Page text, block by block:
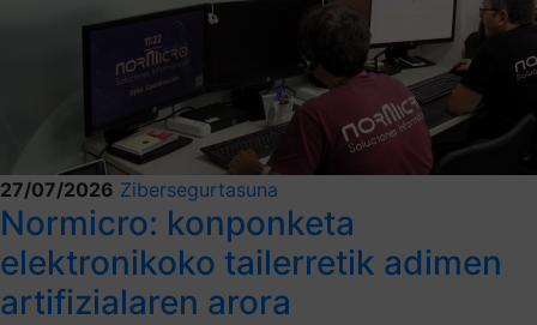
27/07/2026 Zibersegurtasuna
Normicro: konponketa
elektronikoko tailerretik adimen
artifizialaren arora